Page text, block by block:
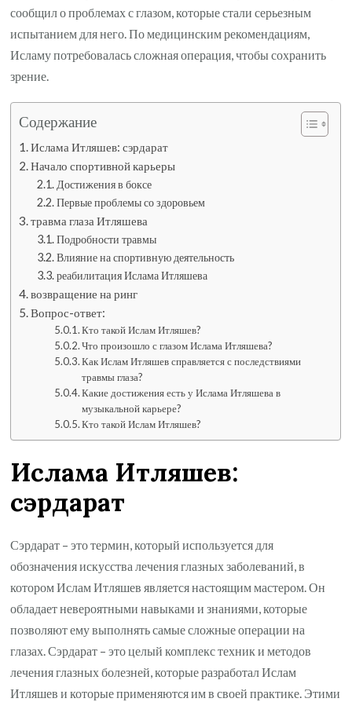
сообщил о проблемах с глазом, которые стали серьезным
испытанием для него. По медицинским рекомендациям,
Исламу потребовалась сложная операция, чтобы сохранить
зрение.
Содержание
Ислама Итляшев: сэрдарат
Начало спортивной карьеры
Достижения в боксе
Первые проблемы со здоровьем
травма глаза Итляшева
Подробности травмы
Влияние на спортивную деятельность
реабилитация Ислама Итляшева
возвращение на ринг
Вопрос-ответ:
Кто такой Ислам Итляшев?
Что произошло с глазом Ислама Итляшева?
Как Ислам Итляшев справляется с последствиями
травмы глаза?
Какие достижения есть у Ислама Итляшева в
музыкальной карьере?
Кто такой Ислам Итляшев?
Ислама Итляшев:
сэрдарат
Сэрдарат – это термин, который используется для
обозначения искусства лечения глазных заболеваний, в
котором Ислам Итляшев является настоящим мастером. Он
обладает невероятными навыками и знаниями, которые
позволяют ему выполнять самые сложные операции на
глазах. Сэрдарат – это целый комплекс техник и методов
лечения глазных болезней, которые разработал Ислам
Итляшев и которые применяются им в своей практике. Этими